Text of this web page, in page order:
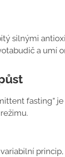
silnými
a umí
fasting”